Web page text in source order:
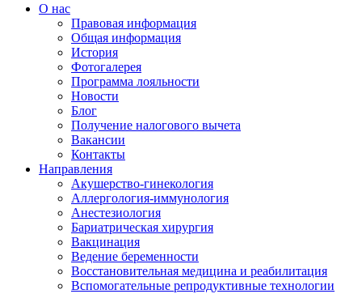
О нас
Правовая информация
Общая информация
История
Фотогалерея
Программа лояльности
Новости
Блог
Получение налогового вычета
Вакансии
Контакты
Направления
Акушерство-гинекология
Аллергология-иммунология
Анестезиология
Бариатрическая хирургия
Вакцинация
Ведение беременности
Восстановительная медицина и реабилитация
Вспомогательные репродуктивные технологии